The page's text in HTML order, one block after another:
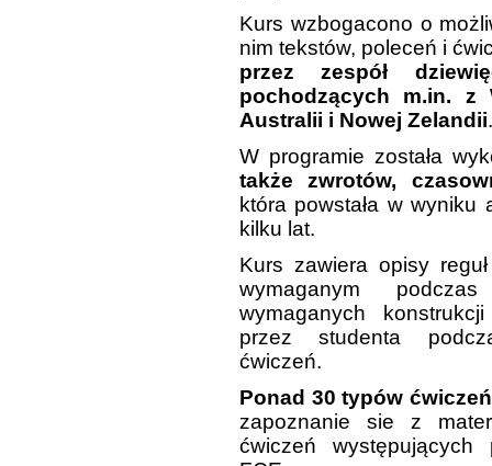
Kurs wzbogacono o
nim tekstów, poleceń i
przez zespół
pochodzących m.in. z
Australii i Nowej Zelandii.
W programie została
także zwrotów,
która powstała w
kilku lat.
Kurs zawiera opisy
wymaganym
wymaganych
przez studenta
ćwiczeń.
Ponad 30 typów ćwiczeń
zapoznanie sie z
ćwiczeń występujących